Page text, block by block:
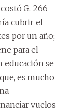
G. 266
cubrir el
por un año;
para el
educación se
es mucho
vuelos